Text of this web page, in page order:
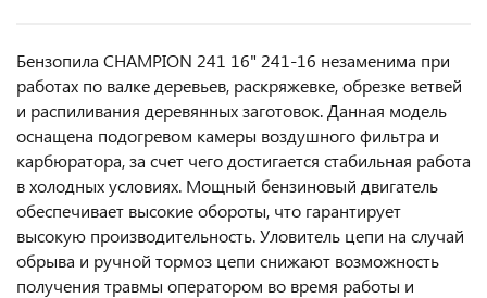
Бензопила CHAMPION 241 16" 241-16 незаменима при
работах по валке деревьев, раскряжевке, обрезке ветвей
и распиливания деревянных заготовок. Данная модель
оснащена подогревом камеры воздушного фильтра и
карбюратора, за счет чего достигается стабильная работа
в холодных условиях. Мощный бензиновый двигатель
обеспечивает высокие обороты, что гарантирует
высокую производительность. Уловитель цепи на случай
обрыва и ручной тормоз цепи снижают возможность
получения травмы оператором во время работы и